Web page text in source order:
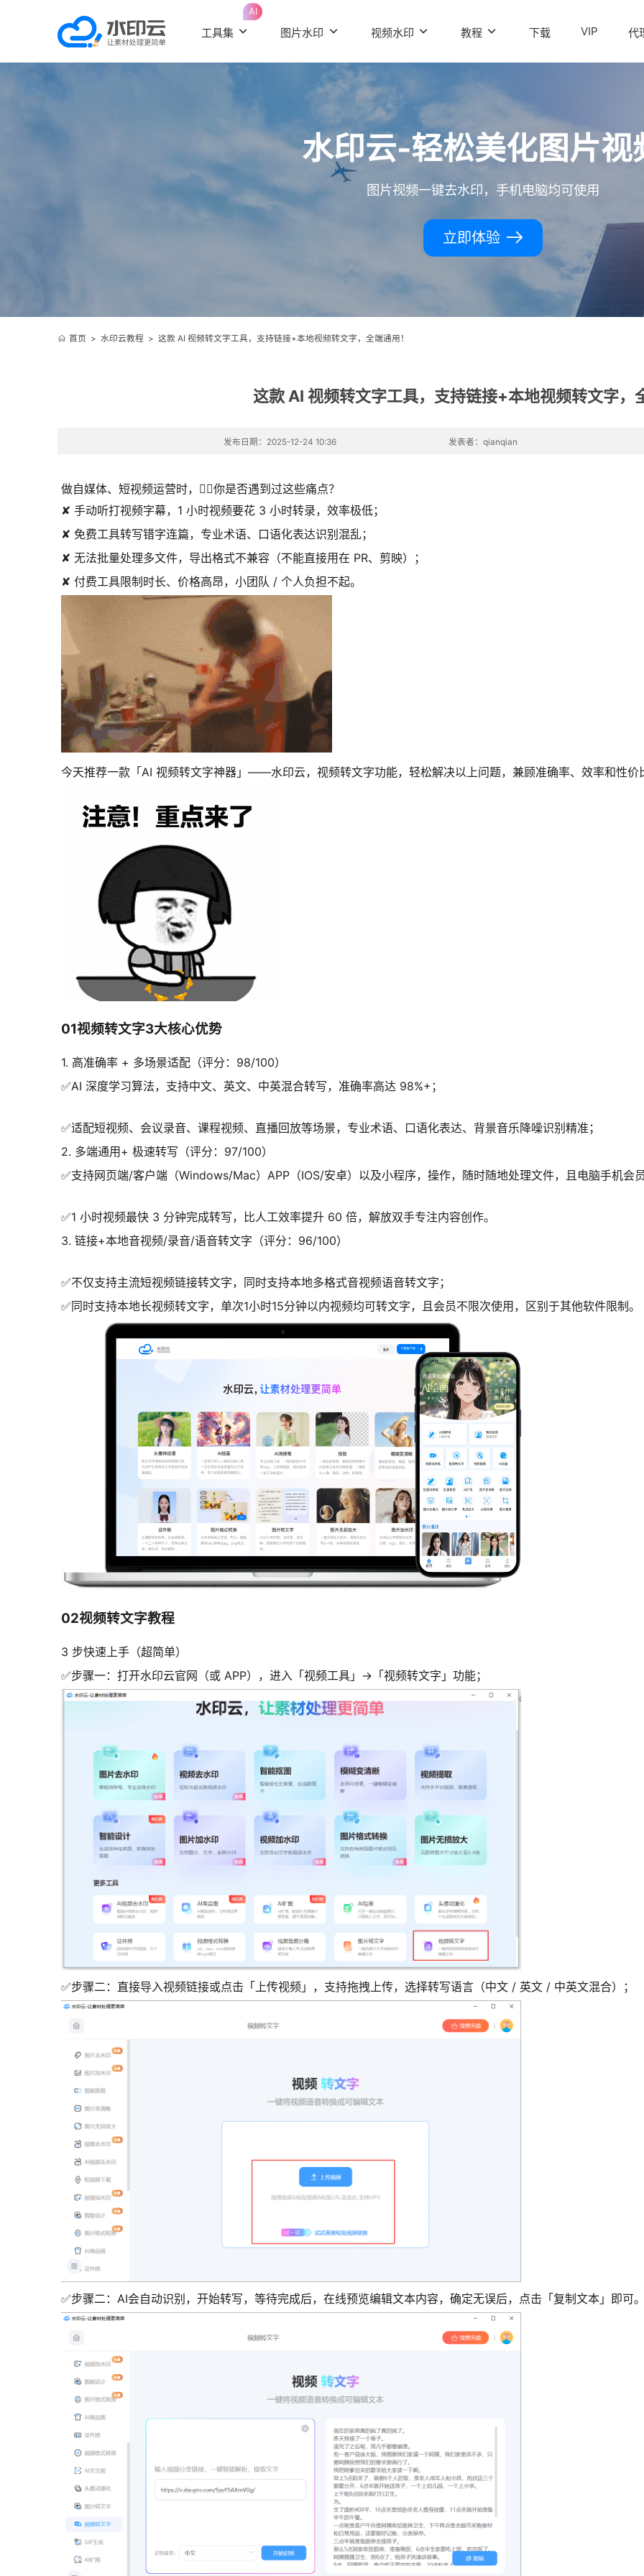
工具集
AI
图片水印 视频水印 教程 下载 VIP 代
水印云-轻松美化图片视
图片视频一键去水印，手机电脑均可使用
立即体验
首页 > 水印云教程 > 这款 AI 视频转文字工具，支持链接+本地视频转文字，全端通用！
这款 AI 视频转文字工具，支持链接+本地视频转文字，
发布日期：2025-12-24 10:36 发表者：qianqian
做自媒体、短视频运营时，🤦‍♀️你是否遇到过这些痛点？
✘ 手动听打视频字幕，1 小时视频要花 3 小时转录，效率极低；
✘ 免费工具转写错字连篇，专业术语、口语化表达识别混乱；
✘ 无法批量处理多文件，导出格式不兼容（不能直接用在 PR、剪映）；
✘ 付费工具限制时长、价格高昂，小团队 / 个人负担不起。
今天推荐一款「AI 视频转文字神器」——水印云，视频转文字功能，轻松解决以上问题，兼顾准确率、效率和性价
01视频转文字3大核心优势
1. 高准确率 + 多场景适配（评分：98/100）
✅AI 深度学习算法，支持中文、英文、中英混合转写，准确率高达 98%+；
✅适配短视频、会议录音、课程视频、直播回放等场景，专业术语、口语化表达、背景音乐降噪识别精准；
2. 多端通用+ 极速转写（评分：97/100）
✅支持网页端/客户端（Windows/Mac）APP（IOS/安卓）以及小程序，操作，随时随地处理文件，且电脑手机会员
✅1 小时视频最快 3 分钟完成转写，比人工效率提升 60 倍，解放双手专注内容创作。
3. 链接+本地音视频/录音/语音转文字（评分：96/100）
✅不仅支持主流短视频链接转文字，同时支持本地多格式音视频语音转文字；
✅同时支持本地长视频转文字，单次1小时15分钟以内视频均可转文字，且会员不限次使用，区别于其他软件限制。
02视频转文字教程
3 步快速上手（超简单）
✅步骤一：打开水印云官网（或 APP），进入「视频工具」→「视频转文字」功能；
✅步骤二：直接导入视频链接或点击「上传视频」，支持拖拽上传，选择转写语言（中文 / 英文 / 中英文混合）；
✅步骤二：AI会自动识别，开始转写，等待完成后，在线预览编辑文本内容，确定无误后，点击「复制文本」即可。